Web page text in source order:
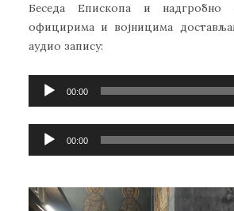
Беседа Епископа и надгробно
официрима и војницима
аудио запису:
Прегледач
записа
00:00
Прегледач
00:00